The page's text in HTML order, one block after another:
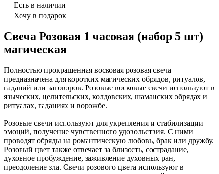
Есть в наличии
Хочу в подарок
Свеча Розовая 1 часовая (набор 5 шт)
магическая
Полностью прокрашенная восковая розовая свеча
предназначена для коротких магических обрядов, ритуалов,
гаданий или заговоров. Розовые восковые свечи используют в
языческих, целительских, колдовских, шаманских обрядах и
ритуалах, гаданиях и ворожбе.
Розовые свечи используют для укрепления и стабилизации
эмоций, получение чувственного удовольствия. С ними
проводят обряды на романтическую любовь, брак или дружбу.
Розовый цвет также отвечает за близость, сострадание,
духовное пробуждение, заживление духовных ран,
преодоление зла. Свечи розового цвета используют в